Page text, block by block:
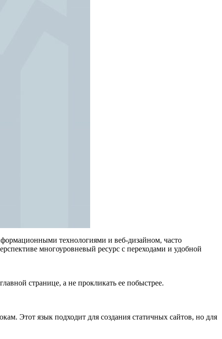
технологиями и веб-дизайном, часто
многоуровневый ресурс с переходами и удобной
странице, а не прокликать ее побыстрее.
Этот язык подходит для создания статичных сайтов, но для